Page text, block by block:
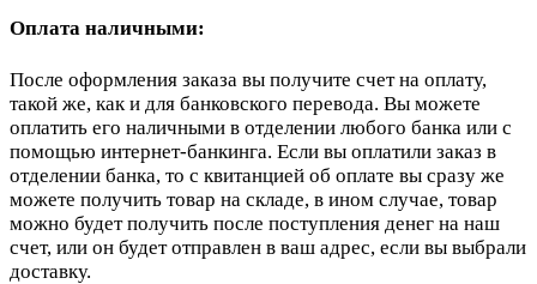
Оплата наличными:
После оформления заказа вы получите счет на оплату,
такой же, как и для банковского перевода. Вы можете
оплатить его наличными в отделении любого банка или с
помощью интернет-банкинга. Если вы оплатили заказ в
отделении банка, то с квитанцией об оплате вы сразу же
можете получить товар на складе, в ином случае, товар
можно будет получить после поступления денег на наш
счет, или он будет отправлен в ваш адрес, если вы выбрали
доставку.